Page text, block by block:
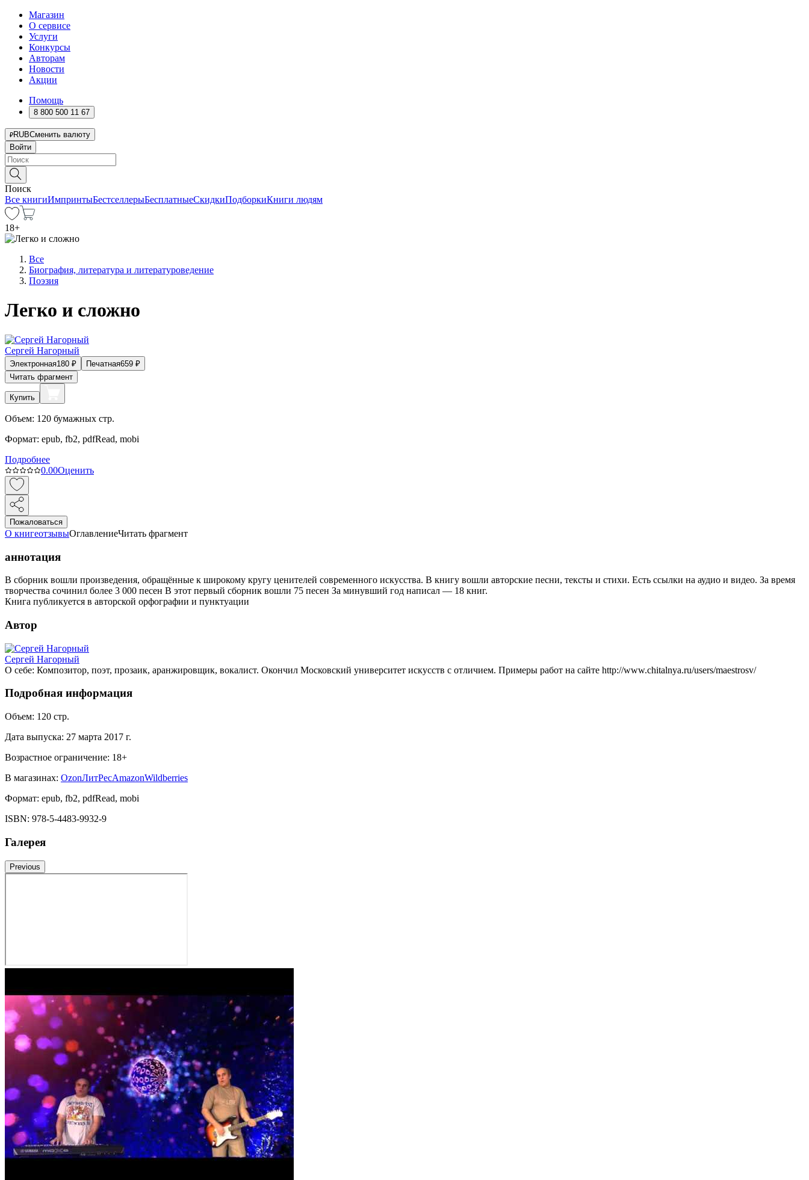
Магазин
О сервисе
Услуги
Конкурсы
Авторам
Новости
Акции
Помощь
8 800 500 11 67
RUBСменить валюту
Войти
Поиск
Все книгиИмпринтыБестселлерыБесплатныеСкидкиПодборкиКниги людям
18+
Все
Биография, литература и литературоведение
Поэзия
Легко и сложно
Сергей Нагорный
Электронная180 ₽ Печатная659 ₽
Читать фрагмент
Купить
Объем: 120 бумажных стр.
Формат: epub, fb2, pdfRead, mobi
Подробнее
0.00Оценить
Пожаловаться
О книгеотзывыОглавлениеЧитать фрагмент
аннотация
В сборник вошли произведения, обращённые к широкому кругу ценителей современного искусства. В книгу вошли авторские песни, тексты и стихи. Есть ссылки на аудио и видео. За время
творчества сочинил более 3 000 песен В этот первый сборник вошли 75 песен За минувший год написал — 18 книг.
Книга публикуется в авторской орфографии и пунктуации
Автор
Сергей Нагорный
О себе: Композитор, поэт, прозаик, аранжировщик, вокалист. Окончил Московский университет искусств с отличием. Примеры работ на сайте http://www.chitalnya.ru/users/maestrosv/
Подробная информация
Объем: 120 стр.
Дата выпуска: 27 марта 2017 г.
Возрастное ограничение: 18+
В магазинах: OzonЛитРесAmazonWildberries
Формат: epub, fb2, pdfRead, mobi
ISBN: 978-5-4483-9932-9
Галерея
Previous